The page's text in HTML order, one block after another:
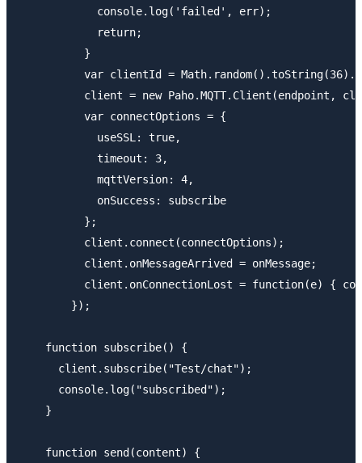
            console.log('failed', err);
            return;
          }
var clientId =
client = new Paho.MQTT.Client(endpoint,
          var connectOptions = {
            useSSL: true,
            timeout: 3,
            mqttVersion: 4,
            onSuccess: subscribe
          };
          client.connect(connectOptions);
          client.onMessageArrived = onMessage;
client.onConnectionLost = function(e) {
        });
    function subscribe() {
      client.subscribe("Test/chat");
      console.log("subscribed");
    }
    function send(content) {